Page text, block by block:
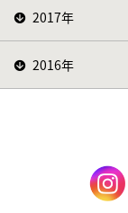
2017年
2016年